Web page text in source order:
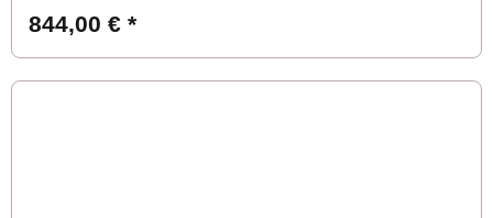
844,00 € *